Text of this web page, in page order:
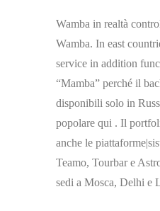
Wamba in realtà
Wamba. In east
service in addition
“Mamba” perché il
disponibili solo in
popolare qui . Il
anche le
Teamo, Tourbar e
sedi a Mosca, Delhi e